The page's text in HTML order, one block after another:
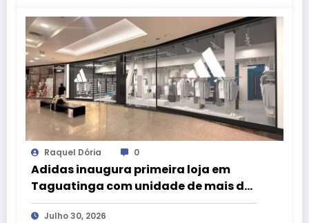
Raquel Dória 0
Adidas inaugura primeira loja em
Taguatinga com unidade de mais de
200 m² no Taguatinga Shopping
Julho 30, 2026